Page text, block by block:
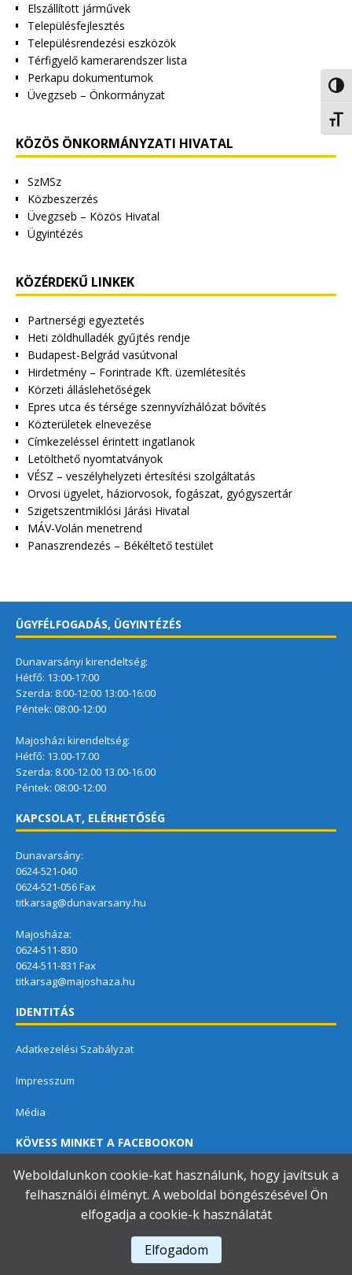
Elszállított járművek
Településfejlesztés
Településrendezési eszközök
Térfigyelő kamerarendszer lista
Perkapu dokumentumok
Üvegzseb – Önkormányzat
KÖZÖS ÖNKORMÁNYZATI HIVATAL
SzMSz
Közbeszerzés
Üvegzseb – Közös Hivatal
Ügyintézés
KÖZÉRDEKŰ LINKEK
Partnerségi egyeztetés
Heti zöldhulladék gyűjtés rendje
Budapest-Belgrád vasútvonal
Hirdetmény – Forintrade Kft. üzemlétesítés
Körzeti álláslehetőségek
Epres utca és térsége szennyvízhálózat bővítés
Közterületek elnevezése
Címkezeléssel érintett ingatlanok
Letölthető nyomtatványok
VÉSZ – veszélyhelyzeti értesítési szolgáltatás
Orvosi ügyelet, háziorvosok, fogászat, gyógyszertár
Szigetszentmiklósi Járási Hivatal
MÁV-Volán menetrend
Panaszrendezés – Békéltető testület
ÜGYFÉLFOGADÁS, ÜGYINTÉZÉS
Dunavarsányi kirendeltség:
Hétfő: 13:00-17:00
Szerda: 8:00-12:00 13:00-16:00
Péntek: 08:00-12:00
Majosházi kirendeltség:
Hétfő: 13.00-17.00
Szerda: 8.00-12.00 13.00-16.00
Péntek: 08:00-12:00
KAPCSOLAT, ELÉRHETŐSÉG
Dunavarsány:
0624-521-040
0624-521-056 Fax
titkarsag@dunavarsany.hu
Majosháza:
0624-511-830
0624-511-831 Fax
titkarsag@majoshaza.hu
IDENTITÁS
Adatkezelési Szabályzat
Impresszum
Média
KÖVESS MINKET A FACEBOOKON
Dunavarsányi Közös Önkormányzati Hivatal
Weboldalunkon cookie-kat használunk, hogy javítsuk a
felhasználói élményt. A weboldal böngészésével Ön
elfogadja a cookie-k használatát
Elfogadom